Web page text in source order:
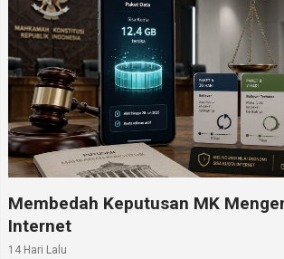
Membedah Keputusan MK
Internet
14 Hari Lalu